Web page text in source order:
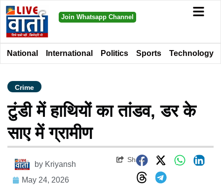
Join Whatsapp Channel
National International Politics Sports Technology
Crime
टुंडी में हाथियों का तांडव, डर के
साए में ग्रामीण
by Kriyansh
May 24, 2026
Share